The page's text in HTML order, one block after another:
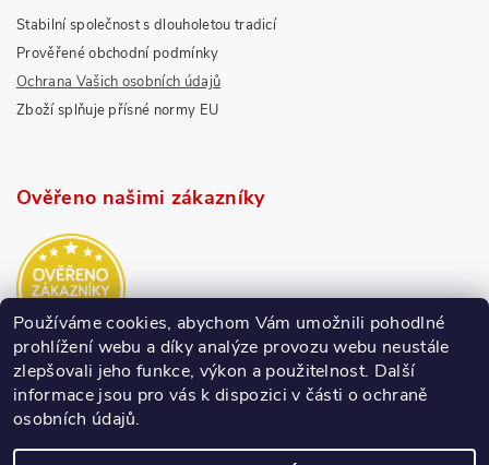
Stabilní společnost s dlouholetou tradicí
Prověřené obchodní podmínky
Ochrana Vašich osobních údajů
Zboží splňuje přísné normy EU
Ověřeno našimi zákazníky
Používáme cookies, abychom Vám umožnili pohodlné
prohlížení webu a díky analýze provozu webu neustále
zlepšovali jeho funkce, výkon a použitelnost. Další
informace jsou pro vás k dispozici v části o ochraně
osobních údajů.